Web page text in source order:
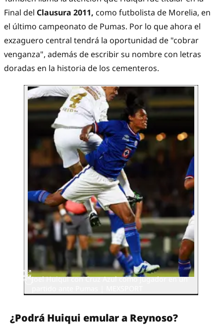
Final del Clausura 2011, como futbolista de Morelia, en
el último campeonato de Pumas. Por lo que ahora el
exzaguero central tendrá la oportunidad de "cobrar
venganza", además de escribir su nombre con letras
doradas en la historia de los cementeros.
Joel Huiqui con Cruz Azul como jugador en un
¿Podrá Huiqui emular a Reynoso?